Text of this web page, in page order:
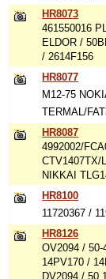
HR8073
461550016
ELDOR /
/ 2614F156
HR8077
M12-75
TERMAL/
HR8087
4992002/
CTV1407TX/
NIKKAI
HR8100
11720367 /
HR8126
OV2094 /
14PV170 /
DV2094 / 50